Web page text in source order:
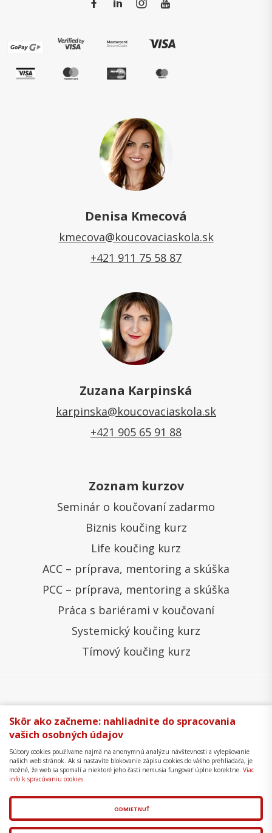
Denisa Kmecová
kmecova@koucovaciaskola.sk
+421 911 75 58 87
Zuzana Karpinská
karpinska@koucovaciaskola.sk
+421 905 65 91 88
Zoznam kurzov
Seminár o koučovaní zadarmo
Biznis koučing kurz
Life koučing kurz
ACC – príprava, mentoring a skúška
PCC – príprava, mentoring a skúška
Práca s bariérami v koučovaní
Systemický koučing kurz
Tímový koučing kurz
Všeobecné obchodné podmienky
Správa cookies
Ochrana osobných údajov
Formulár na odstúpenie
Mapa stránky
Copyright © 2018 - 2026 Business Coaching College,
s.r.o.
aredakčný systém
spol. s r.o.
Skôr ako začneme: nahliadnite do spracovania
vašich osobných údajov
Súbory cookies používame najmä na anonymnú analýzu návštevnosti a vylepšovanie
našich web stránok. Ak si nastavíte blokovanie zápisu cookies do vášho prehliadača, je
možné, že web sa spomalí a niektoré jeho časti nemusia fungovať úplne korektne. Viac
info k spracúvaniu cookies.
ODMIETNUŤ